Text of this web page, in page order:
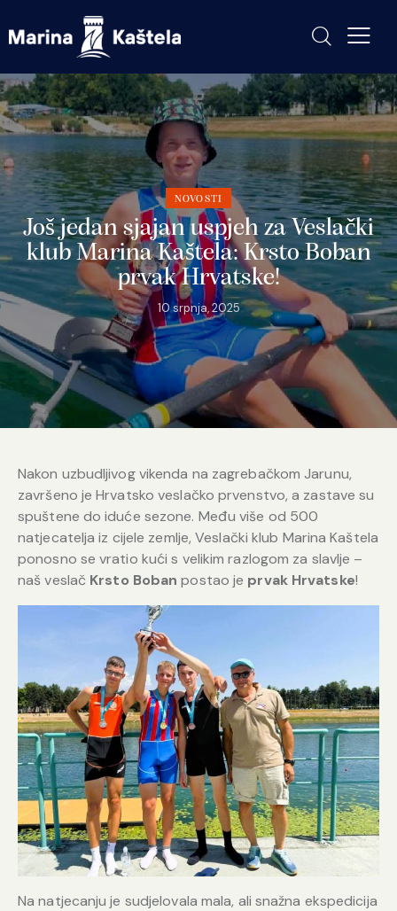
NOVOSTI
Još jedan sjajan uspjeh za Veslački
klub Marina Kaštela: Krsto Boban
prvak Hrvatske!
10 srpnja, 2025
Nakon uzbudljivog vikenda na zagrebačkom Jarunu,
završeno je Hrvatsko veslačko prvenstvo, a zastave su
spuštene do iduće sezone. Među više od 500
natjecatelja iz cijele zemlje, Veslački klub Marina Kaštela
ponosno se vratio kući s velikim razlogom za slavlje –
naš veslač Krsto Boban postao je prvak Hrvatske!
Na natjecanju je sudjelovala mala, ali snažna ekspedicija